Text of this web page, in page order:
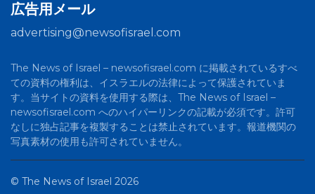
広告用メール
advertising@newsofisrael.com
The News of Israel – newsofisrael.com に掲載されているすべ
ての資料の権利は、イスラエルの法律によって保護されていま
す。当サイトの資料を使用する際は、The News of Israel –
newsofisrael.com へのハイパーリンクの記載が必須です。許可
なしに独占記事を複製することは禁止されています。報道機関の
写真素材の使用も許可されていません。
© The News of Israel 2026